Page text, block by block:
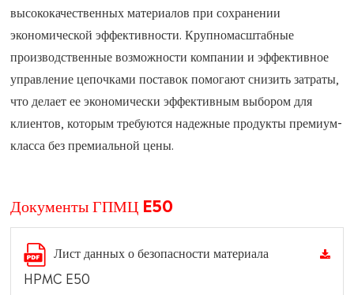
высококачественных материалов при сохранении
экономической эффективности. Крупномасштабные
производственные возможности компании и эффективное
управление цепочками поставок помогают снизить затраты,
что делает ее экономически эффективным выбором для
клиентов, которым требуются надежные продукты премиум-
класса без премиальной цены.
Документы ГПМЦ E50
Лист данных о безопасности материала
HPMC E50